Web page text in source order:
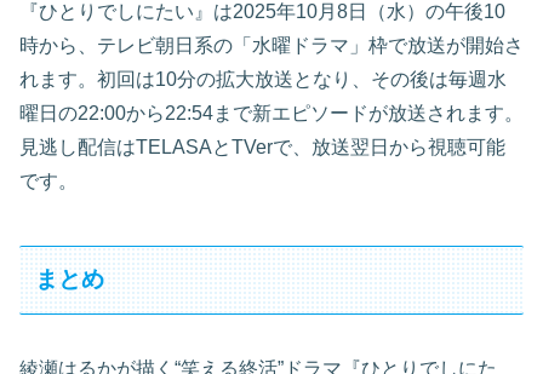
『ひとりでしにたい』は2025年10月8日（水）の午後10
時から、テレビ朝日系の「水曜ドラマ」枠で放送が開始さ
れます。初回は10分の拡大放送となり、その後は毎週水
曜日の22:00から22:54まで新エピソードが放送されます。
見逃し配信はTELASAとTVerで、放送翌日から視聴可能
です。
まとめ
綾瀬はるかが描く“笑える終活”ドラマ『ひとりでしにた